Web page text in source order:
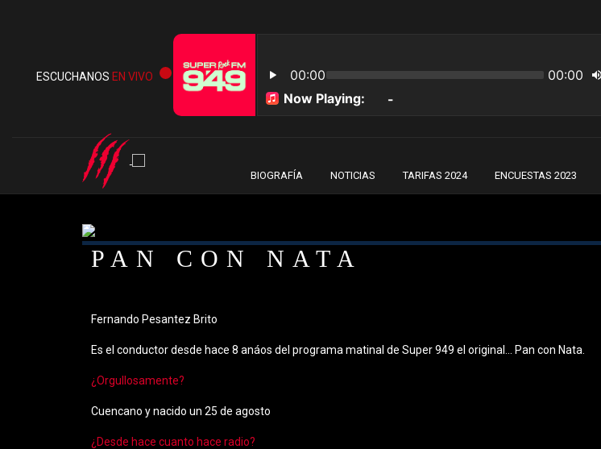
ESCUCHANOS EN VIVO
BIOGRAFÍA NOTICIAS TARIFAS 2024 ENCUESTAS 2023
PAN CON NATA
Fernando Pesantez Brito
Es el conductor desde hace 8 anáos del programa matinal de Super 949 el original... Pan con Nata.
¿Orgullosamente?
Cuencano y nacido un 25 de agosto
¿Desde hace cuanto hace radio?